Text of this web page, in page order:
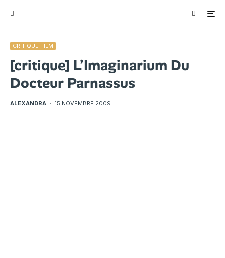
CRITIQUE FILM
[critique] L’Imaginarium Du
Docteur Parnassus
ALEXANDRA · 15 NOVEMBRE 2009